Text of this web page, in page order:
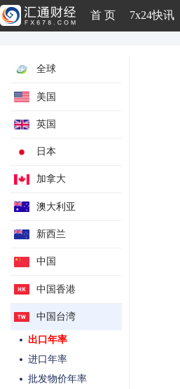
首 页 7x24快讯
全球
美国
英国
日本
加拿大
澳大利亚
新西兰
中国
中国香港
中国台湾
经常帐
CPI年率
贸易帐
出口年率
进口年率
批发物价年率